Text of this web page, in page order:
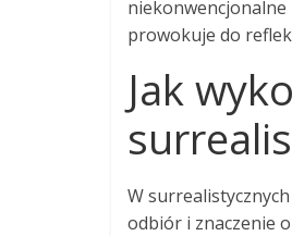
niekonwencjonalne
prowokuje do
Jak
W surrealistycznych
odbiór i znaczenie